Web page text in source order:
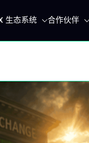
生态系统 合作伙伴